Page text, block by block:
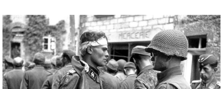
Image